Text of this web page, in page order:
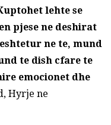
lehte se
pjese ne deshirat
ne te, mund
te dish cfare te
emocionet dhe
Hyrje ne